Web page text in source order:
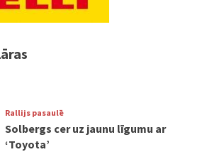
Rallijs pasaulē
Solbergs cer uz jaunu līgumu ar
‘Toyota’